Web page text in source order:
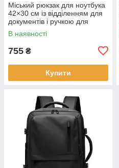
Міський рюкзак для ноутбука
42×30 см із відділенням для
документів і ручкою для
перенесення KAY
В наявності
755 ₴
Купити